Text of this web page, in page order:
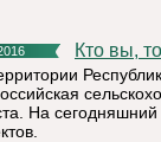
Кто вы,
На